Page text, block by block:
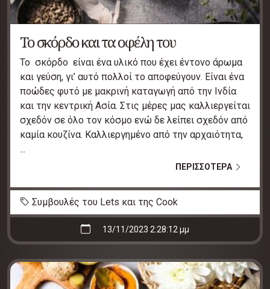
Το σκόρδο και τα οφέλη του
Το σκόρδο είναι ένα υλικό που έχει έντονο άρωμα
και γεύση, γι’ αυτό πολλοί το αποφεύγουν. Είναι ένα
ποώδες φυτό με μακρινή καταγωγή από την Ινδία
και την κεντρική Ασία. Στις μέρες μας καλλιεργείται
σχεδόν σε όλο τον κόσμο ενώ δε λείπει σχεδόν από
καμία κουζίνα. Καλλιεργημένο από την αρχαιότητα,
...
ΠΕΡΙΣΣΟΤΕΡΑ
Συμβουλές του Lets και της Cook
13/11/2023 2:28:12 μμ